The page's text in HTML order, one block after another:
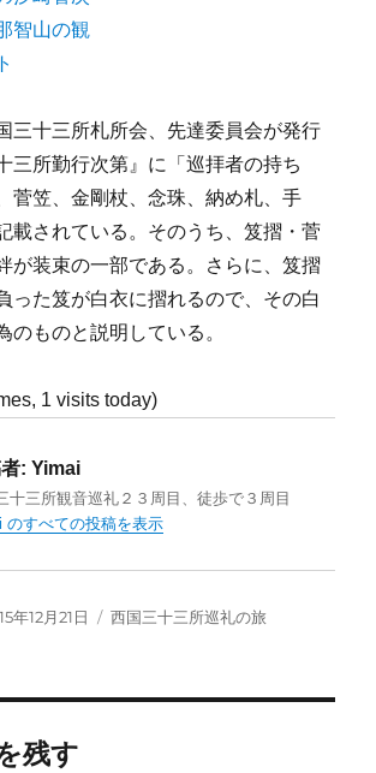
三十三所札所会、先達委員会が発行
三所勤行次第』に「巡拝者の持ち
菅笠、金剛杖、念珠、納め札、手
載されている。そのうち、笈摺・菅
が装束の一部である。さらに、笈摺
った笈が白衣に摺れるので、その白
のものと説明している。
1 visits today)
: Yimai
十三所観音巡礼２３周目、徒歩で３周目
のすべての投稿を表示
年12月21日
カ
西国三十三所巡礼の旅
残す